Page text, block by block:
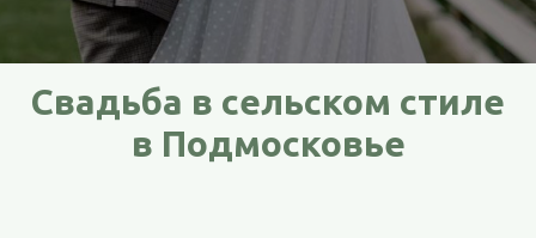
Свадьба в сельском стиле
в Подмосковье